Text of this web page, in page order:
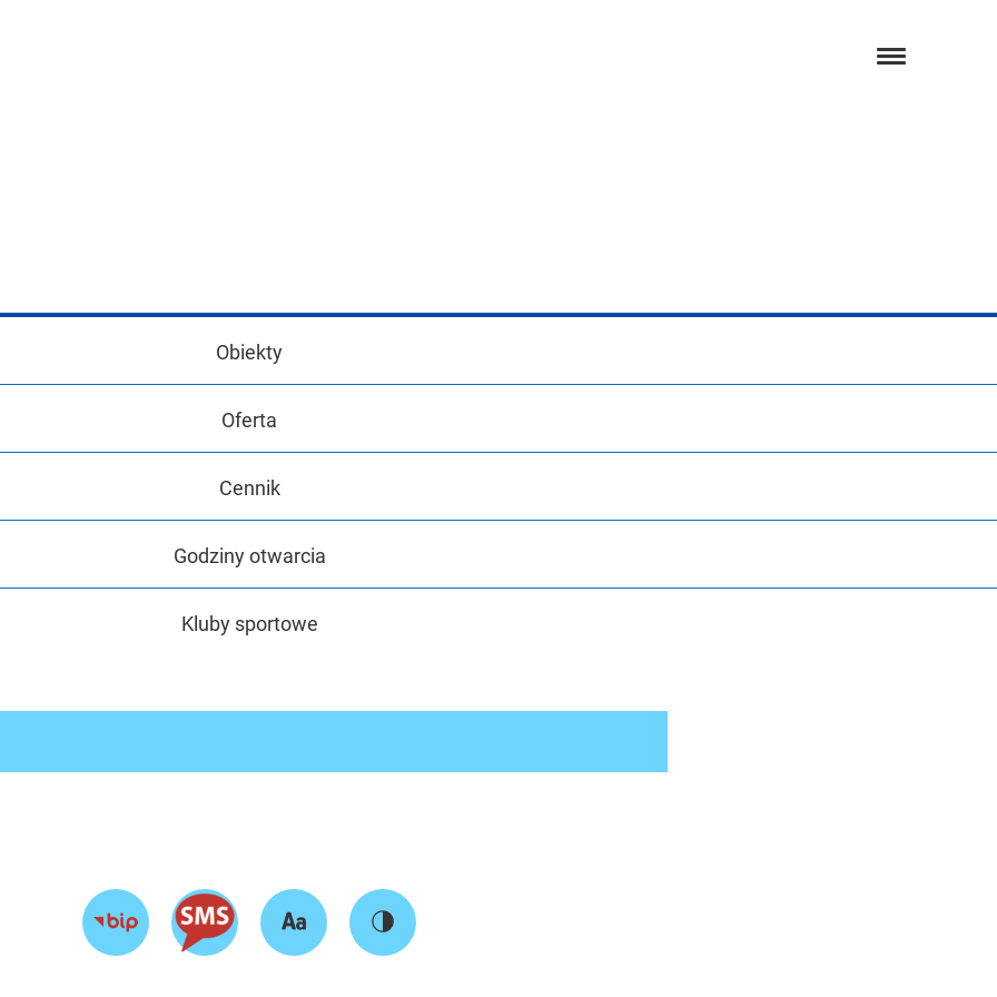
hamburger
Obiekty
Oferta
Cennik
Godziny otwarcia
Kluby sportowe
Przejdź
Zmień
rozmiar
Zmień
kontrast